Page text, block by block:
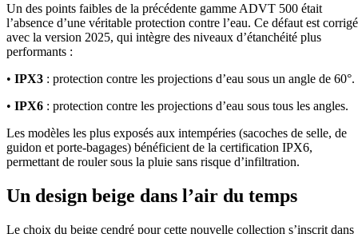
Un des points faibles de la précédente gamme ADVT 500 était
l’absence d’une véritable protection contre l’eau. Ce défaut est corrigé
avec la version 2025, qui intègre des niveaux d’étanchéité plus
performants :
• IPX3 : protection contre les projections d’eau sous un angle de 60°.
• IPX6 : protection contre les projections d’eau sous tous les angles.
Les modèles les plus exposés aux intempéries (sacoches de selle, de
guidon et porte-bagages) bénéficient de la certification IPX6,
permettant de rouler sous la pluie sans risque d’infiltration.
Un design beige dans l’air du temps
Le choix du beige cendré pour cette nouvelle collection s’inscrit dans